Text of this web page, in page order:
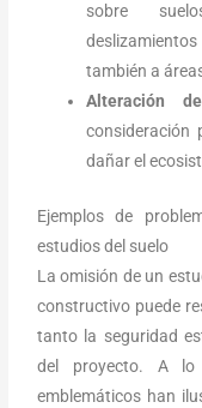
sobre
también a
Alteración
consideración
dañar el
Ejemplos de
estudios del suelo
La omisión de un
constructivo puede
tanto la seguridad
del proyecto. A
emblemáticos han